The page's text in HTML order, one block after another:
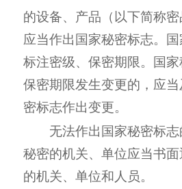
的设备、产品（以下简称
应当作出国家秘密标志。
标注密级、保密期限。国
保密期限发生变更的，应
密标志作出变更。
无法作出国家秘密标
秘密的机关、单位应当书
的机关、单位和人员。